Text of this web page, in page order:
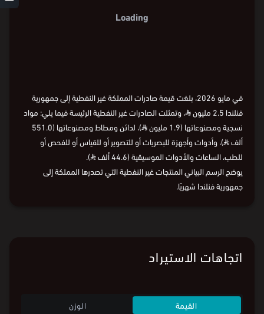
Loading
في مايو 2026، بلغت قيمة صادرات المملكة غير النفطية إلى جمهورية
فنلندا 2.5 مليون
⃁، وتمثلت الصادرات غير النفطية الرئيسة فيما يلي: مواد
نسجية ومصنوعاتها (1.9 مليون
⃁
)، لدائن ومطاط ومصنوعاتها (551.0
ألف⃁)، وأدوات وأجهزة للبصريات أو للتصوير أو للقياس أو للفحص أو
للطب، الساعات والأدوات الموسيقية (44.6 ألف
⃁
).
يوضح الرسم البياني المنتجات غير النفطية التي تصدرها المملكة إلى
جمهورية فنلندا شهريًا.
اتجاهات الاستيراد
القيمة
الوزن